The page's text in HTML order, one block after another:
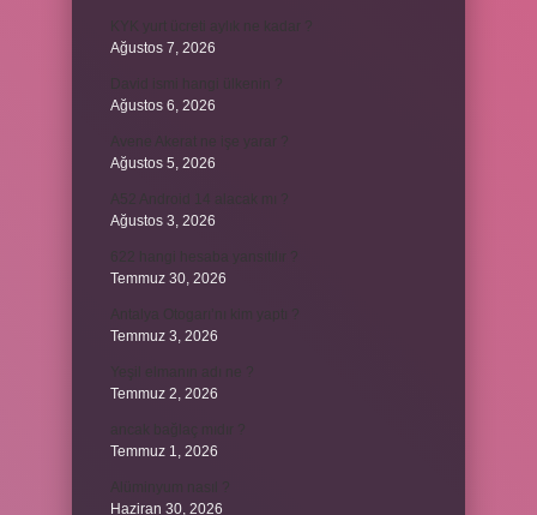
Ağustos 7, 2026
Ağustos 6, 2026
Ağustos 5, 2026
Ağustos 3, 2026
Temmuz 30, 2026
Temmuz 3, 2026
Temmuz 2, 2026
Temmuz 1, 2026
Haziran 30, 2026